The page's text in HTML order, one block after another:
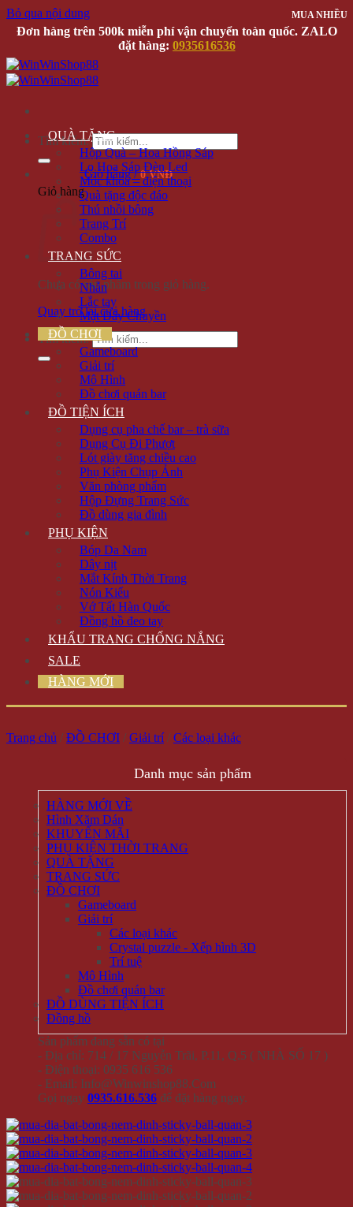
Bỏ qua nội dung
Đơn hàng trên 500k miễn phí vận chuyển toàn quốc. ZALO
đặt hàng: 0935616536
Tìm kiếm:
Giỏ hàng /0 VNĐ
Giỏ hàng
Chưa có sản phẩm trong giỏ hàng.
Quay trở lại cửa hàng
Tìm kiếm:
QUÀ TẶNG
Hộp Quà – Hoa Hồng Sáp
Lọ Hoa Sáp Đèn Led
Móc khóa – điện thoại
Quà tặng độc đáo
Thú nhồi bông
Trang Trí
Combo
TRANG SỨC
Bông tai
Nhẫn
Lắc tay
Mặt Dây Chuyền
ĐỒ CHƠI
Gameboard
Giải trí
Mô Hình
Đồ chơi quán bar
ĐỒ TIỆN ÍCH
Dụng cụ pha chế bar – trà sữa
Dụng Cụ Đi Phượt
Lót giày tăng chiều cao
Phụ Kiện Chụp Ảnh
Văn phòng phẩm
Hộp Đựng Trang Sức
Đồ dùng gia đình
PHỤ KIỆN
Bóp Da Nam
Dây nịt
Mắt Kính Thời Trang
Nón Kiểu
Vớ Tất Hàn Quốc
Đồng hồ đeo tay
KHẨU TRANG CHỐNG NẮNG
SALE
HÀNG MỚI
Trang chủ / ĐỒ CHƠI / Giải trí / Các loại khác
Danh mục sản phẩm
HÀNG MỚI VỀ
Hình Xăm Dán
KHUYẾN MÃI
PHỤ KIỆN THỜI TRANG
QUÀ TẶNG
TRANG SỨC
ĐỒ CHƠI
Gameboard
Giải trí
Các loại khác
Crystal puzzle - Xếp hình 3D
Trí tuệ
Mô Hình
Đồ chơi quán bar
ĐỒ DÙNG TIỆN ÍCH
Đồng hồ
Sản phẩm đang sẵn có tại
- Địa chỉ: 714 / 17 Nguyễn Trãi, P.11, Q.5 ( NHÀ SỐ 17 )
- Điện thoại: 0935 616 536
- Email: Info@Winwinshop88.Com
Gọi ngay 0935.616.536 để đặt hàng ngay.
MUA NHIỀU